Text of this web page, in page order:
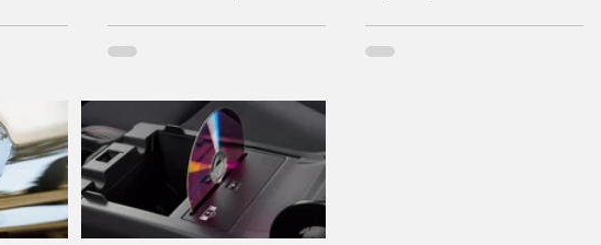
e as
com
de
homenagem ao legado de
fiabilidade dos...